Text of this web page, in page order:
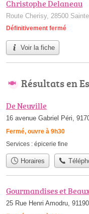
Christophe Delaneau
Route Cherisy, 28500
Définitivement fermé
Voir la fiche
Résultats en
De Neuville
16 avenue Gabriel Péri,
Fermé, ouvre à 9h30
Services : épicerie fine
Horaires
Gourmandises et
25 Rue Henri Amodru,